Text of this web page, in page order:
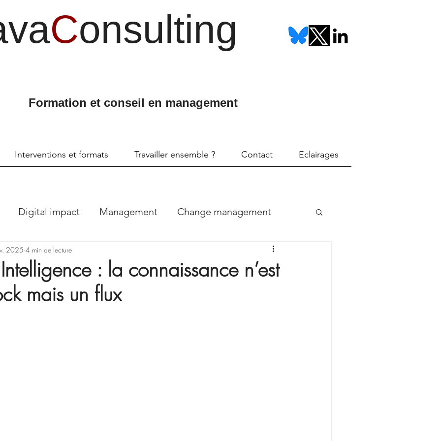
Consulting
Formation et conseil en management
Interventions et formats Travailler ensemble ? Contact Eclairages
Digital impact Management Change management
& Development
Gestion de projet
: la connaissance n’est
mais un flux
2025 4 min de lecture